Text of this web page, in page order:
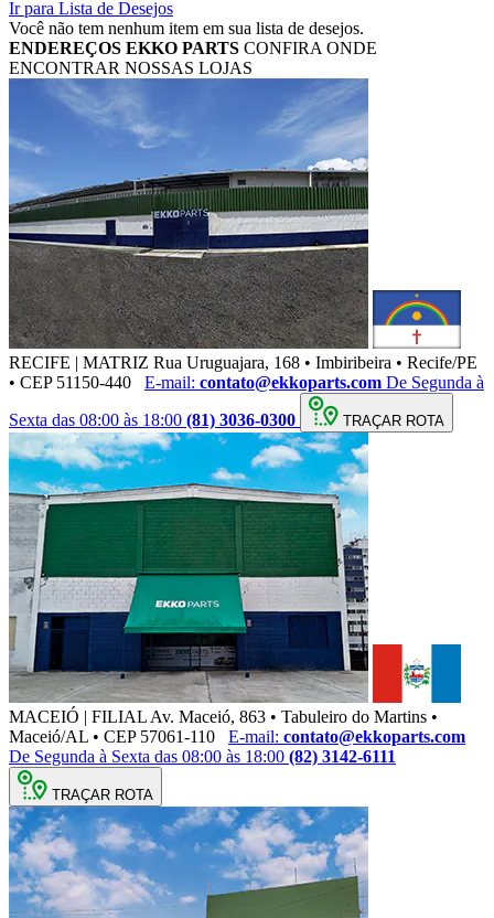
Ir para Lista de Desejos
Você não tem nenhum item em sua lista de desejos.
ENDEREÇOS EKKO PARTS CONFIRA ONDE
ENCONTRAR NOSSAS LOJAS
RECIFE | MATRIZ Rua Uruguajara, 168 • Imbiribeira • Recife/PE
• CEP 51150-440
E-mail: contato@ekkoparts.com De Segunda à
Sexta das 08:00 às 18:00 (81) 3036-0300 TRAÇAR ROTA
MACEIÓ | FILIAL Av. Maceió, 863 • Tabuleiro do Martins •
Maceió/AL • CEP 57061-110
E-mail: contato@ekkoparts.com
De Segunda à Sexta das 08:00 às 18:00 (82) 3142-6111
TRAÇAR ROTA